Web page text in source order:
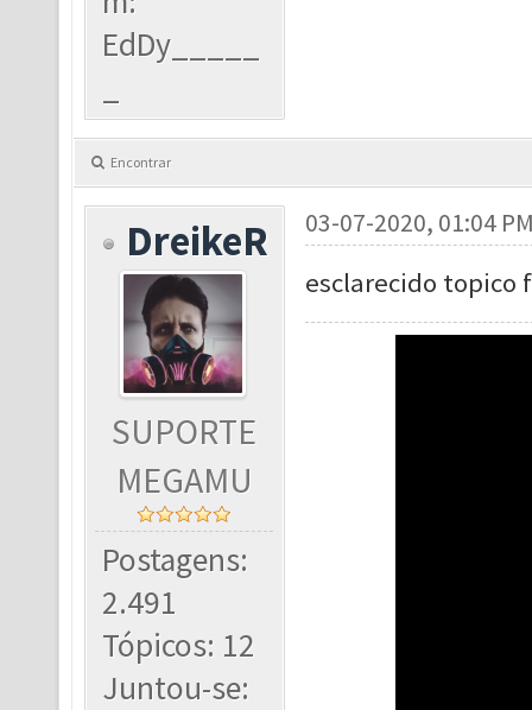
EdDy_____
Encontrar
DreikeR
SUPORTE
MEGAMU
Postagens:
2.491
Tópicos: 12
Juntou-se:
03-07-2020, 01:04
esclarecido topico